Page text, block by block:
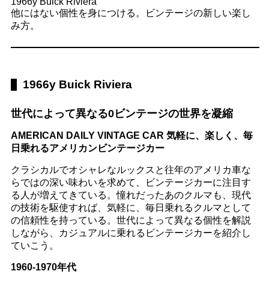
他にはない個性を身につける。ビンテージの新しい楽し
み方。
1966y Buick Riviera
世代によって異なる0ビンテージの世界を凝縮
AMERICAN DAILY VINTAGE CAR 気軽に、楽しく、毎
日乗れるアメリカンビンテージカー
クラシカルでオシャレなルックスと往年のアメリカ車な
らではの深い味わいを求めて、ビンテージカーに注目す
る人が増えてきている。憧れだったあのクルマも、現代
の技術を駆使すれば、気軽に、毎日乗れるクルマとして
の信頼性を持っている。世代によって異なる個性を解説
しながら、カジュアルに乗れるビンテージカーを紹介し
ていこう。
1960-1970年代